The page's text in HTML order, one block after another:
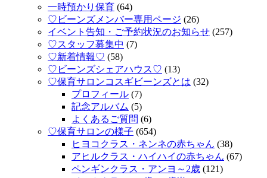
一時預かり保育 (64)
♡ビーンズメンバー専用ページ (26)
イベント告知・ご予約状況のお知らせ (257)
♡スタッフ募集中 (7)
♡新着情報♡ (58)
♡ビーンズシェアハウス♡ (13)
♡保育サロンコスギビーンズとは (32)
プロフィール (7)
記念アルバム (5)
よくあるご質問 (6)
♡保育サロンの様子 (654)
ヒヨコクラス・ネンネの赤ちゃん (38)
アヒルクラス・ハイハイの赤ちゃん (67)
ペンギンクラス・アンヨ～2歳 (121)